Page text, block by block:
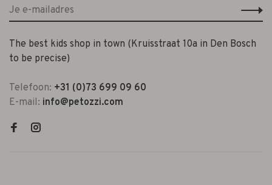
The best kids shop in town (Kruisstraat 10a in Den Bosch
to be precise)
Telefoon: +31 (0)73 699 09 60
E-mail: info@petozzi.com